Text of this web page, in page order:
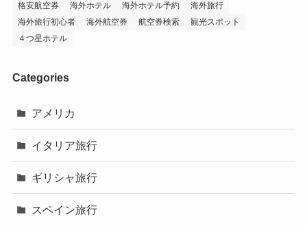
格安航空券
海外ホテル 海外ホテル予約
海外旅行
海外旅行初心者
海外航空券 航空券検索
観光スポット
４つ星ホテル
Categories
アメリカ
イタリア旅行
ギリシャ旅行
スペイン旅行